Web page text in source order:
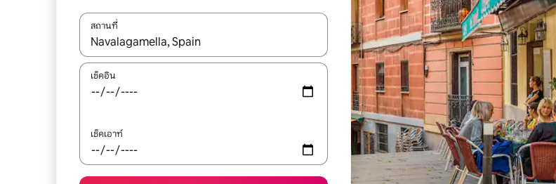
สถานที่
ใช้ลูกศรขึ้นลง หรือใช้การสัมผัสหรือปัด เพื่อสำรวจผลการค้นหา
เช็คอิน
เช็คเอาท์